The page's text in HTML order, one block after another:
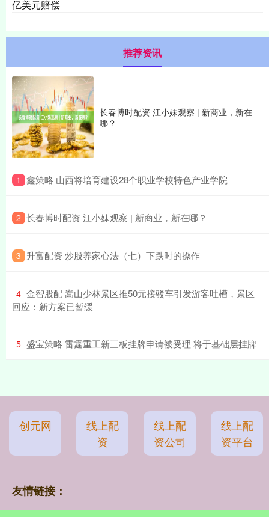
亿美元赔偿
推荐资讯
长春博时配资 江小妹观察 | 新商业，新在
哪？
1 ​鑫策略 山西将培育建设28个职业学校特色产业学院
2 ​长春博时配资 江小妹观察 | 新商业，新在哪？
3 ​升富配资 炒股养家心法（七）下跌时的操作
4 ​金智股配 嵩山少林景区推50元接驳车引发游客吐槽，景区
回应：新方案已暂缓
5 ​盛宝策略 雷霆重工新三板挂牌申请被受理 将于基础层挂牌
创元网
线上配
资
线上配
资公司
线上配
资平台
友情链接：